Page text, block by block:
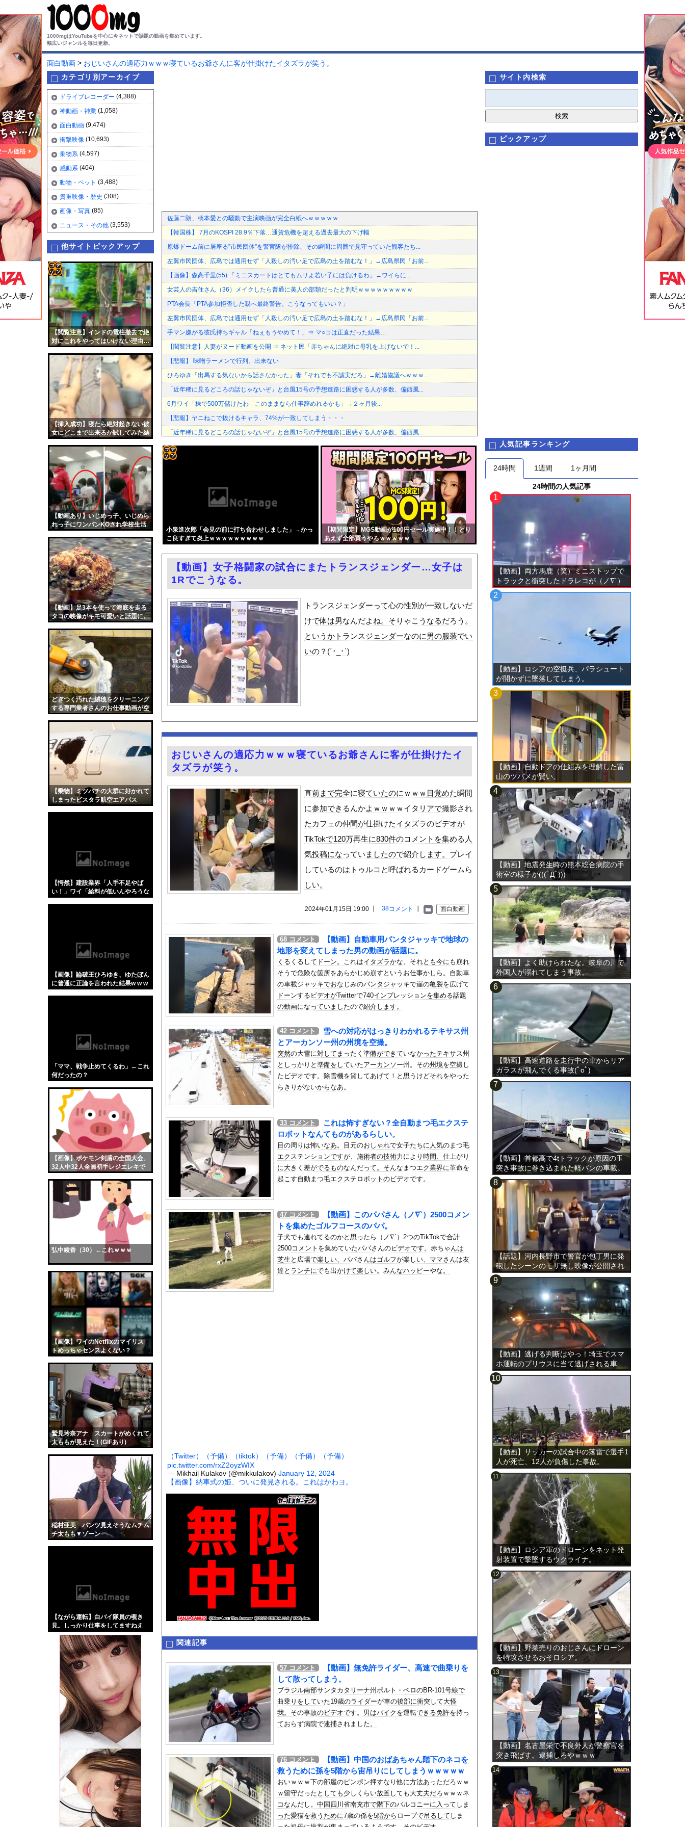
1000mgはYouTubeを中心に今ネットで話題の動画を集めています。
幅広いジャンルを毎日更新。
面白動画 > おじいさんの適応力ｗｗｗ寝ているお爺さんに客が仕掛けたイタズラが笑う。
カテゴリ別アーカイブ
ドライブレコーダー (4,388)
神動画・神業 (1,058)
面白動画 (9,474)
衝撃映像 (10,693)
乗物系 (4,597)
感動系 (404)
動物・ペット (3,488)
貴重映像・歴史 (308)
画像・写真 (85)
ニュース・その他 (3,553)
他サイトピックアップ
【閲覧注意】インドの電柱撤去で絶
対にこれをやってはいけない理由…
【挿入成功】寝たら絶対起きない彼
女にどこまで出来るか試してみた結
【動画あり】いじめっ子、いじめら
れっ子にワンパンKOされ学校生活
【動画】足3本を使って海底を走る
タコの映像がキモ可愛いと話題に。
どぎつく汚れた絨毯をクリーニング
する専門業者さんのお仕事動画が空
【乗物】ミツバチの大群に好かれて
しまったビスタラ航空エアバス
【愕然】建設業界「人手不足やば
い！」ワイ「給料が低いんやろうな
【画像】論破王ひろゆき、ゆたぼん
に普通に正論を言われた結果w w w
「ママ、戦争止めてくるわ」←これ
何だったの？
【画像】ポケモン剣盾の全国大会、
32人中32人全員初手レジエレキで
弘中綾香（30）←これｗｗｗ
【画像】ワイのNetflixのマイリス
トめっちゃセンスよくない？
鷲見玲奈アナ スカートがめくれて
太ももが見えた！(GIFあり)
稲村亜美 パンツ見えそうなムチム
チ太もも▼ゾーン
【ながら運転】白バイ隊員の覗き
見。しっかり仕事をしてますねえ
コテ
リン
- 固
定リ
ンク
自動
ツー
佐藤二朗、橋本愛との騒動で主演映画が完全白紙へｗｗｗｗｗ
【韓国株】 7月のKOSPI 28.9％下落…通貨危機を超える過去最大の下げ幅
原爆ドーム前に居座る”市民団体”を警官隊が排除、その瞬間に周囲で見守っていた観客たち...
左翼市民団体、広島では通用せず「人殺しの汚い足で広島の土を踏むな！」→広島県民「お前...
【画像】森高千里(55) 「ミニスカートはとてもムリよ若い子には負けるわ」←ワイらに...
女芸人の吉住さん（36）メイクしたら普通に美人の部類だったと判明ｗｗｗｗｗｗｗｗｗ
PTA会長「PTA参加拒否した親へ最終警告。こうなってもいい？」
左翼市民団体、広島では通用せず「人殺しの汚い足で広島の土を踏むな！」→広島県民「お前...
手マン嫌がる彼氏持ちギャル「ねぇもうやめて！」⇒ マ○コは正直だった結果…
【閲覧注意】人妻がヌード動画を公開 ⇒ ネット民「赤ちゃんに絶対に母乳を上げないで！...
【悲報】 味噌ラーメンで行列、出来ない
ひろゆき「出馬する気ないから話さなかった」妻「それでも不誠実だろ」→離婚協議へｗｗｗ...
「近年稀に見るどころの話じゃないぞ」と台風15号の予想進路に困惑する人が多数、偏西風...
6月ワイ「株で500万儲けたわ このままなら仕事辞めれるかも」→２ヶ月後...
【悲報】ヤニねこで抜けるキャラ、74%が一致してしまう・・・
「近年稀に見るどころの話じゃないぞ」と台風15号の予想進路に困惑する人が多数、偏西風...
中居正広、熊本に多額の寄付していた。知人「誰にも知られなくてもいい、と公表してない」
韓国調査船が竹島周辺の日本EEZ内で調査か、ワイヤのようなもの海中に投入…外務省が抗...
岸田文雄「日米の為替介入は一時しのぎに過ぎない。私なら円を強くすることが出来る」
エロ漫画『八尺耽溺奇談』をrawやhitomiを使わずに無料で読む方法│歯車
【画像】原爆資料館でPTSDになる子供が増加。記憶の継承が危ぶまれる事態に
【動画】東大生ｖｓ キャバ嬢 → ｗｗｗｗｗｗｗｗｗｗｗｗｗｗｗｗｗｗ
中国製自動車、不具合によりドアが勝手に開いてしまう件
井上晴美、乳首ヘアヌードや濡れ場おっぱいがエロ過ぎる！人生最後のラスト写真集、最高！...
中国人の子供が溺れ、周りに助けを乞う父親と、スマホを向けてインプレ稼ぎの見物人
フェラーリを手がけたピニンファリーナ、日本の鉄道初デザイン。南海電鉄が新たな空港特急...
今日撮れたK大学文〇学部JD1年のフェラシーンがコチラ
お前らがメイドイン韓国で認めてるもの 「キムチ」あと3つは？
中国「大洪水！」三峡ダム「9門開放！（全力放流」中国都市「三峡沿線の道路水没」中国政...
職場の人妻と不倫をして、ついに、、、
韓国国会、サッカー前代表監督を追及「なぜ負けたのか」
日本旅行キャンセルすべきか…1万年ぶり史上最大級の火山の兆し＝韓国の反応
うちのネコが目の前にいた。私が上に物を投げるフリをする → 猫はこうなります…
この漫画の表紙、青少年を精通させにかかりすぎだろwww
【九州名物】鶏刺し食べた医師、全身麻痺へ…「死んだほうが良かったと思っていた」
ガチの釣り初心者なんやが、始めるまでのロードマップ教えてくれ
女性インフルエンサー「20歳でアルファード一括で買えちゃう私って素敵」→画像にアレが...
友廣南実アナ 海に落ちてパンツが透けてしまうハプニング！！【GIF動画あり】
道の駅に野菜や果物出荷してるんやけど「こういうの欲しい」とかある？
井上晴美、乳首ヘアヌードや濡れ場おっぱいがエロ過ぎる！人生最後のラスト写真集、最高！...
【画像】ネギに豚バラを巻いて焼いただけの料理、なぜかグロいｗｗｗｗｗ
天下一品とかいう定期的に行っては「こんなもんか…」ってなるラーメン屋wwwwwww
【ディズニー】高級ホテルでお馴染みのホテルミラコスタさん 値上げして改悪していたこと...
グラドル後藤まつりと至近距離でイチャイチャできる新作イメビが出たぞ！
『悪役令嬢転生おじさん』6話感想 モブ令嬢に絡まれるアンナ！
【Xの車窓から】オービスかと思ったら野生の炊飯器で草 ほか
【衝撃】「かわいい虫」ランキング、ついに発表される
【試合実況】 西武スタメン 先発:高橋光成（2026.8.7）
「被告はモンスター」元ジャンポケ斉藤慎二被告に懲役７年求刑でほぼ実刑確実？弁護側の主...
浜辺でビーチチェアに座っていたら、彼氏の同僚にいきなり頭からビールをかけられて、ビー...
友廣南実アナ 海に落ちてパンツが透けてしまうハプニング！！【GIF動画あり】
クラウドってなんだったら興味あるの？
【悲報】堀大輔さん、寝る間も惜しんでレスバ祭りｗｗｗｗｗｗｗｗｗｗｗｗｗｗｗｗｗｗｗ...
【悲報】最近の大谷走塁ミス他
【動画】走り屋が先行のスクーターに猛スピードで突っ込む事故。
【動画】両方馬鹿（笑）ミニストップでトラックと衝突したドラレコが（ノ∇`）
【画像】温泉美女さん、濡れタオルでお尻の形が透けてしまう
【動画】よく助けられたな。岐阜の川で外国人が溺れてしまう事故。
【驚愕】元K1王者の久保優太、『電撃発表』キタァアアアアアーーーーーー！！
AHRA「DH導入が遅すぎる、たまにピッチャーが打ったからって何が面白いんだよ」
ストロングビデ1【ふくらすずめ】
ショートスリーパー、誹謗中傷を受けて突然泣き出すwwwwwwwwwwwwwwwww
【画像】おまえらくんの机がこの女の子の椅子にされてたらｗｗｗ
【画像】この女優さん、可愛すぎる
【朗報】齋藤飛鳥、前屈みで完全に見えてる動画が拡散されてしまう…
海外「日本よ、お前がナンバーワンだ」 熊本地震直後の日本の対応のスピードに世界が衝撃
勇気を出して白人美女にチン凸したアジア人短小男
、爆笑されてしまうｗｗｗ
10年もの間浮気してた嫁。まさかと思い長男のDNA鑑定をするがいいな？と問うと、元嫁...
ウクライナ侵攻以降、ロシア軍兵士のHIV感染が2000％急増…ウクライナメディア！
【配信者】「金バエ」のSNS更新が1週間途絶え、様々な憶測が飛び交う。1週間ぶりの投...
【画像】女の子「危機管理フォーーーーム！！！」
【画像】温泉美女さん、濡れタオルでお尻の形が透けてしまう
かわいい彼女のために美味しい料理を用意した。部屋まで持って行く → この仕打ちです…
道路脇で男性が缶切断していたドラム缶が爆発
【黒歴史】こういう昔の大学ヤリサーの流出エロ動画（顔出し）が一番抜ける
韓国人「安貞桓が韓国代表に激怒！『惨憺たる結果、徹底的な刷新が必要だ』と監督や協会を...
ケンタッキーとか言う唐揚げ屋ｗｗｗｗｗ
【画像】このAVが性癖ブッ刺さりで精子ドクドク作られるわｗｗｗｗ
【悲報】味噌ラーメンで行列、出来ない
【中国】男の子が爆竹に点火 マンホールが爆発しふた吹き飛ぶ
【緊急】肛門にスティックのり入れたけど出てこないの！！
【動画】DJI Neo2で釣りの自撮りをしようとした男の悲劇（ノ∇`）
Powered by livedoor 相互RSS
このページは1000mgが管理しています。 RSS設定 更新順130件まで。それ以降の古いものは表
示されません。
小泉進次郎「会見の前に打ち合わせしました」→かっ
こ良すぎて炎上ｗｗｗｗｗｗｗｗｗ
【期間限定】MGS動画が100円セール実施中！！とり
あえず全部買うやろｗｗｗｗｗ
自動
更新
【動画】女子格闘家の試合にまたトランスジェンダー…女子は
1Rでこうなる。
トランスジェンダーって心の性別が一致しないだ
けで体は男なんだよね。そりゃこうなるだろう。
というかトランスジェンダーなのに男の服装でい
いの？(´･_･`)
おじいさんの適応力ｗｗｗ寝ているお爺さんに客が仕掛けたイ
タズラが笑う。
直前まで完全に寝ていたのにｗｗｗ目覚めた瞬間
に参加できるんかよｗｗｗｗイタリアで撮影され
たカフェの仲間が仕掛けたイタズラのビデオが
TikTokで120万再生に830件のコメントを集める人
気投稿になっていましたので紹介します。プレイ
しているのはトゥルコと呼ばれるカードゲームら
しい。
面白動画
38コメント
2024年01月15日 19:00 ┃
68 コメント
【動画】自動車用パンタジャッキで地球の
地形を変えてしまった男の動画が話題に。
くるくるしてドーン。これはイタズラかな。それとも今にも崩れ
そうで危険な箇所をあらかじめ崩すというお仕事かしら。自動車
の車載ジャッキでおなじみのパンタジャッキで崖の亀裂を広げて
ドーンするビデオがTwitterで740インプレッションを集める話題
の動画になっていましたので紹介します。
42 コメント
雪への対応がはっきりわかれるテキサス州
とアーカンソー州の州境を空撮。
突然の大雪に対してまったく準備ができていなかったテキサス州
としっかりと準備をしていたアーカンソー州。その州境を空撮し
たビデオです。除雪機を貸してあげて！と思うけどそれをやった
らきりがないからなあ。
33 コメント
これは怖すぎない？全自動まつ毛エクステ
ロボットなんてものがあるらしい。
目の周りは怖いなあ。目元のおしゃれで女子たちに人気のまつ毛
エクステンションですが、施術者の技術力により時間、仕上がり
に大きく差がでるものなんだって。そんなまつエク業界に革命を
起こす自動まつ毛エクステロボットのビデオです。
47 コメント
【動画】このパパさん（ノ∇`）2500コメン
トを集めたゴルフコースのパパ。
子犬でも連れてるのかと思ったら（ノ∇`）2つのTikTokで合計
2500コメントを集めていたパパさんのビデオです。赤ちゃんは
芝生と広場で楽しい、パパさんはゴルフが楽しい、ママさんは友
達とランチにでも出かけて楽しい。みんなハッピーやな。
（Twitter） （予備） （tiktok） （予備） （予備）
（予備）
pic.twitter.com/rxZ2oyzWIX
— Mikhail Kulakov (@mikkulakov) January 12, 2024
【画像】納車式の姫、ついに発見される。これはかわヨ。
関連記事
57 コメント
【動画】無免許ライダー、高速で曲乗りを
して散ってしまう。
ブラジル南部サンタカタリーナ州ポルト・ベロのBR-101号線で
曲乗りをしていた19歳のライダーが車の後部に衝突して大怪
我。その事故のビデオです。男はバイクを運転できる免許を持っ
ておらず病院で逮捕されました。
76 コメント
【動画】中国のおばあちゃん階下のネコを
救うために孫を5階から宙吊りにしてしまうｗｗｗｗｗ
おいｗｗｗ下の部屋のピンポン押すなり他に方法あっただろｗｗ
ｗ留守だったとしても少しくらい放置しても大丈夫だろｗｗｗネ
コなんだし。中国四川省南充市で階下のバルコニーに入ってしま
った愛猫を救うために7歳の孫を5階からロープで吊るしてしま
サイト内検索
ピックアップ
人気記事ランキング
24時間 1週間 1ヶ月間
24時間の人気記事
【動画】両方馬鹿（笑）ミニストップで
トラックと衝突したドラレコが（ノ∇`）
【動画】ロシアの空挺兵、パラシュート
が開かずに墜落してしまう。
【動画】自動ドアの仕組みを理解した富
山のツバメが賢い。
【動画】地震発生時の熊本総合病院の手
術室の様子が(((ﾟДﾟ)))
【動画】よく助けられたな。岐阜の川で
外国人が溺れてしまう事故。
【動画】高速道路を走行中の車からリア
ガラスが飛んでくる事故(ﾟoﾟ)
【動画】首都高で4tトラックが原因の玉
突き事故に巻き込まれた軽バンの車載。
【話題】河内長野市で警官が包丁男に発
砲したシーンのモザ無し映像が公開され
る。
【動画】逃げる判断はやっ！埼玉でスマ
ホ運転のプリウスに当て逃げされる車
載。
【動画】サッカーの試合中の落雷で選手1
人が死亡、12人が負傷した事故。
【動画】ロシア軍のドローンをネット発
射装置で撃墜するウクライナ。
【動画】野菜売りのおじさんにドローン
を特攻させるおそロシア。
【動画】名古屋栄で不良外人が警察官を
突き飛ばす。逮捕しろやｗｗｗ